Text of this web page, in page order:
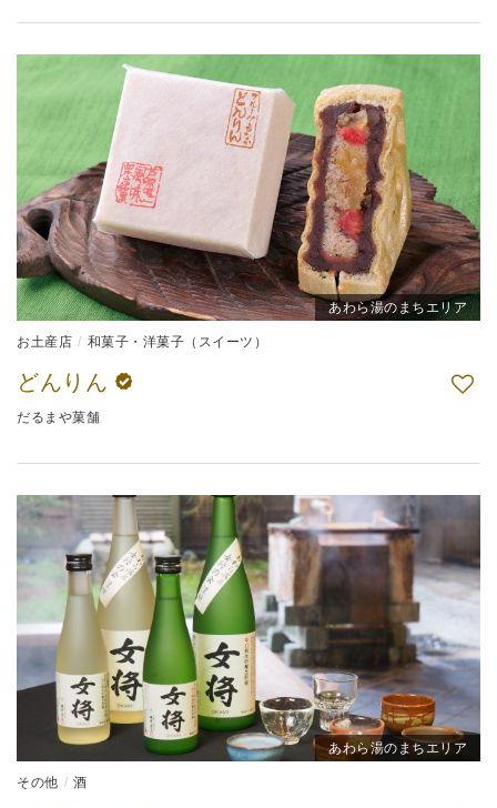
あわら湯のまちエリア
お土産店 和菓子・洋菓子（スイーツ）
どんりん
だるまや菓舗
あわら湯のまちエリア
その他 酒